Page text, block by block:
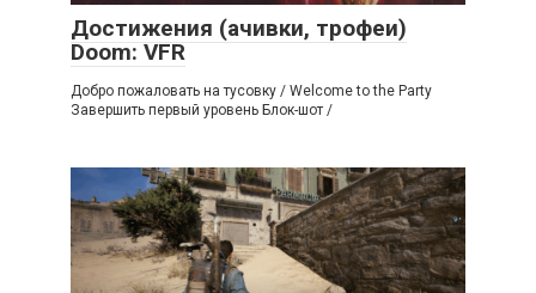
Достижения (ачивки, трофеи)
Doom: VFR
Добро пожаловать на тусовку / Welcome to the Party
Завершить первый уровень Блок-шот /